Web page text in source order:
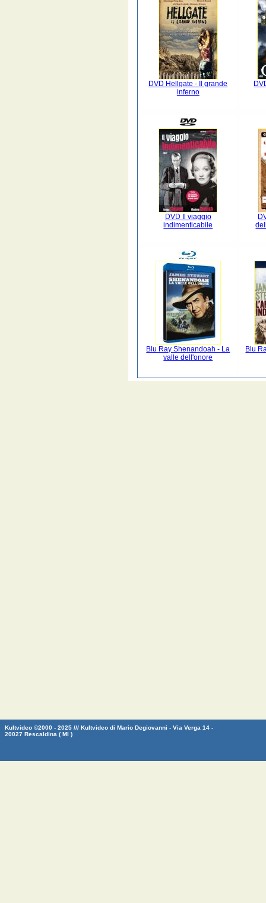
DVD Hellgate - Il grande
inferno
DVD Il viaggio
indimenticabile
Blu Ray Shenandoah - La
valle dell'onore
Blu
Kultvideo ©2000 - 2025 /// Kultvideo di Mario Degiovanni - Via Verga 14 -
20027 Rescaldina ( MI )